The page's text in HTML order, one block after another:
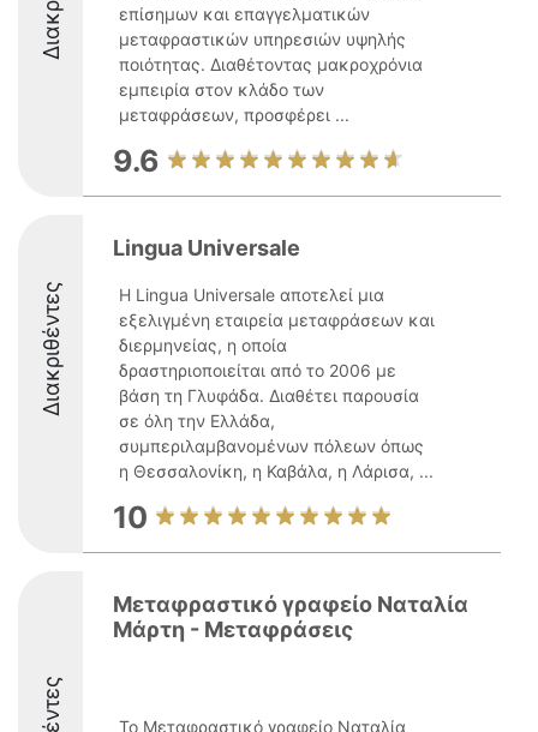
επίσημων και επαγγελματικών
μεταφραστικών υπηρεσιών υψηλής
ποιότητας. Διαθέτοντας μακροχρόνια
εμπειρία στον κλάδο των
μεταφράσεων, προσφέρει ...
9.6
Διακριθέντες
Lingua Universale
Η Lingua Universale αποτελεί μια
εξελιγμένη εταιρεία μεταφράσεων και
διερμηνείας, η οποία
δραστηριοποιείται από το 2006 με
βάση τη Γλυφάδα. Διαθέτει παρουσία
σε όλη την Ελλάδα,
συμπεριλαμβανομένων πόλεων όπως
η Θεσσαλονίκη, η Καβάλα, η Λάρισα, ...
10
Μεταφραστικό γραφείο Ναταλία
Μάρτη - Μεταφράσεις
Το Μεταφραστικό γραφείο Ναταλία